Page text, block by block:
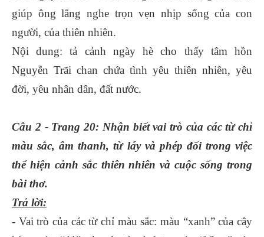
giúp ông lắng nghe trọn vẹn nhịp sống của con
người, của thiên nhiên.
Nội dung: tả cảnh ngày hè cho thấy tâm hồn
Nguyễn Trãi chan chứa tình yêu thiên nhiên, yêu
đời, yêu nhân dân, đất nước.
Câu 2 - Trang 20: Nhận biết vai trò của các từ chỉ
màu sắc, âm thanh, từ láy và phép đối trong việc
thể hiện cảnh sắc thiên nhiên và cuộc sống trong
bài thơ.
Trả lời:
- Vai trò của các từ chỉ màu sắc: màu “xanh” của cây